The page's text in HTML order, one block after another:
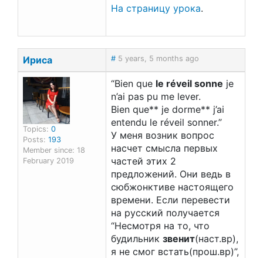
На страницу урока.
Ириса # 5 years, 5 months ago
Topics: 0
Posts: 193
Member since: 18
February 2019
“Bien que le réveil sonne je
n’ai pas pu me lever.
Bien que** je dorme** j’ai
entendu le réveil sonner.”
У меня возник вопрос
насчет смысла первых
частей этих 2
предложений. Они ведь в
сюбжонктиве настоящего
времени. Если перевести
на русский получается
“Несмотря на то, что
будильник звенит(наст.вр),
я не смог встать(прош.вр)”,